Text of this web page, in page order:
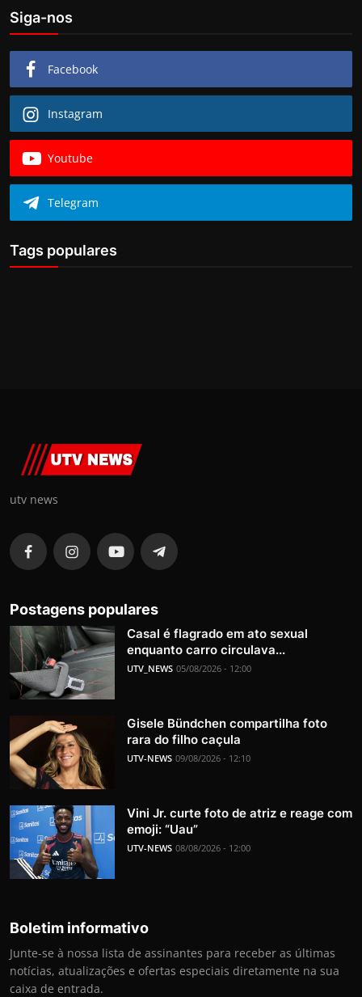
Siga-nos
Facebook
Instagram
Youtube
Telegram
Tags populares
utv news
Postagens populares
Casal é flagrado em ato sexual
enquanto carro circulava...
UTV_NEWS 05/08/2026 - 12:00
Gisele Bündchen compartilha foto
rara do filho caçula
UTV-NEWS 09/08/2026 - 12:10
Vini Jr. curte foto de atriz e reage com
emoji: “Uau”
UTV-NEWS 08/08/2026 - 12:00
Boletim informativo
Junte-se à nossa lista de assinantes para receber as últimas
notícias, atualizações e ofertas especiais diretamente na sua
caixa de entrada.